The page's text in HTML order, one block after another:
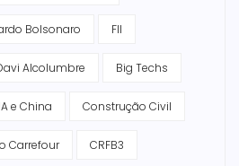
Bolsonaro FII
Alcolumbre Big Techs
e China Construção Civil
Carrefour CRFB3